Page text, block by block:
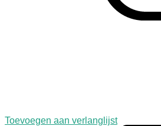
Toevoegen aan verlanglijst